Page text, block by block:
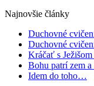
Najnovšie články
Duchovné
Duchovné
Kráčať s
Bohu patrí zem
Idem do toho…